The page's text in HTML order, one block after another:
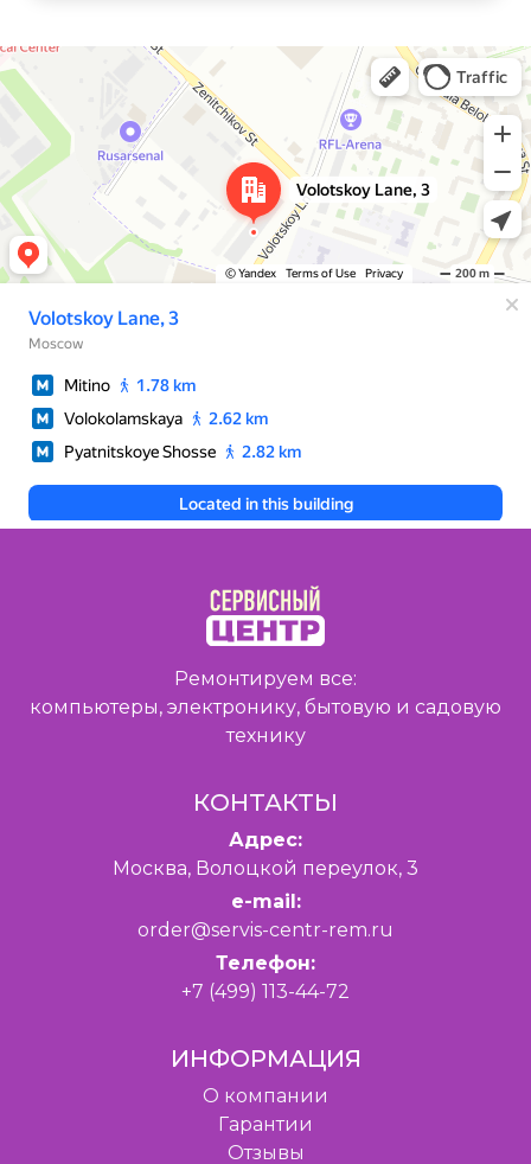
Москва
Яндекс Карты — транспорт, навигация, поиск мест
Ремонтируем все:
компьютеры, электронику, бытовую и садовую
технику
КОНТАКТЫ
Адрес:
Москва, Волоцкой переулок, 3
e-mail:
order@servis-centr-rem.ru
Телефон:
+7 (499) 113-44-72
ИНФОРМАЦИЯ
O компании
Гарантии
Отзывы